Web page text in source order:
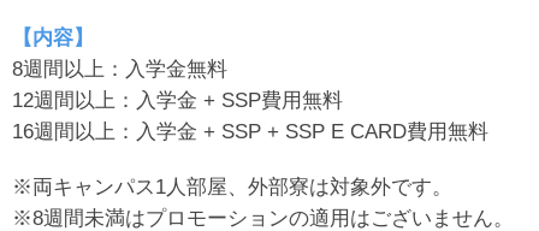
【内容】
8週間以上：入学金無料
12週間以上：入学金 + SSP費用無料
16週間以上：入学金 + SSP + SSP E CARD費用無料
※両キャンパス1人部屋、外部寮は対象外です。
※8週間未満はプロモーションの適用はございません。